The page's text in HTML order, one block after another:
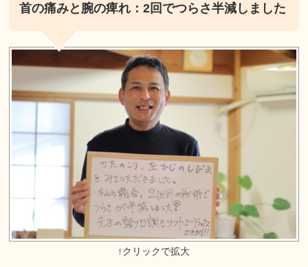
首の痛みと腕の痺れ：2回でつらさ半減しました